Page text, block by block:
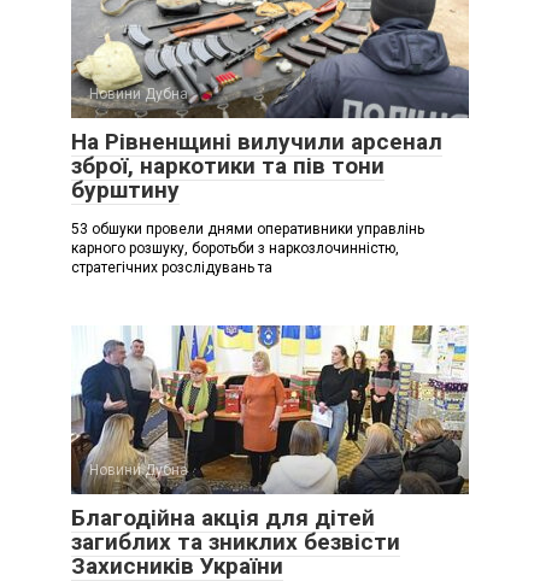
Новини Дубна
На Рівненщині вилучили арсенал
зброї, наркотики та пів тони
бурштину
53 обшуки провели днями оперативники управлінь
карного розшуку, боротьби з наркозлочинністю,
стратегічних розслідувань та
Новини Дубна
Благодійна акція для дітей
загиблих та зниклих безвісти
Захисників України